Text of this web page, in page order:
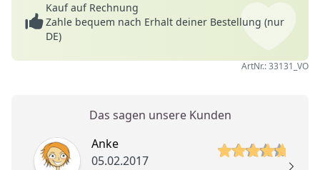
Kauf auf Rechnung
Zahle bequem nach Erhalt deiner Bestellung (nur
DE)
ArtNr.: 33131_VO
Das sagen unsere Kunden
Anke
05.02.2017
5 von 5 Sterne